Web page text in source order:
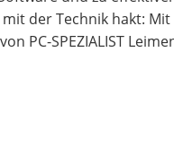
der Technik hakt: Mit
PC-SPEZIALIST